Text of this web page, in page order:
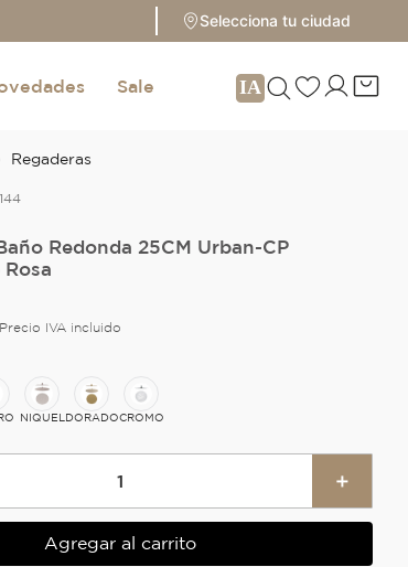
Selecciona tu ciudad
Sale
Regaderas
Redonda 25CM Urban-CP
IVA incluido
NIQUEL DORADOCROMO
＋
Agregar al carrito